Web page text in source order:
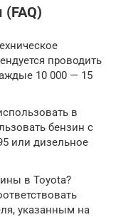
проводить
10 000 — 15
в
бензин с
или дизельное
в Toyota?
указанным на